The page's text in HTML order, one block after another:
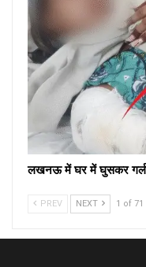
लखनऊ में घर में घुसकर
PREV NEXT 1 of 71